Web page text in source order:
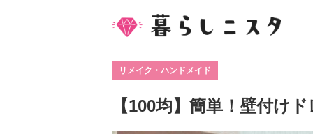
リメイク・ハンドメイド
【100均】簡単！壁付け